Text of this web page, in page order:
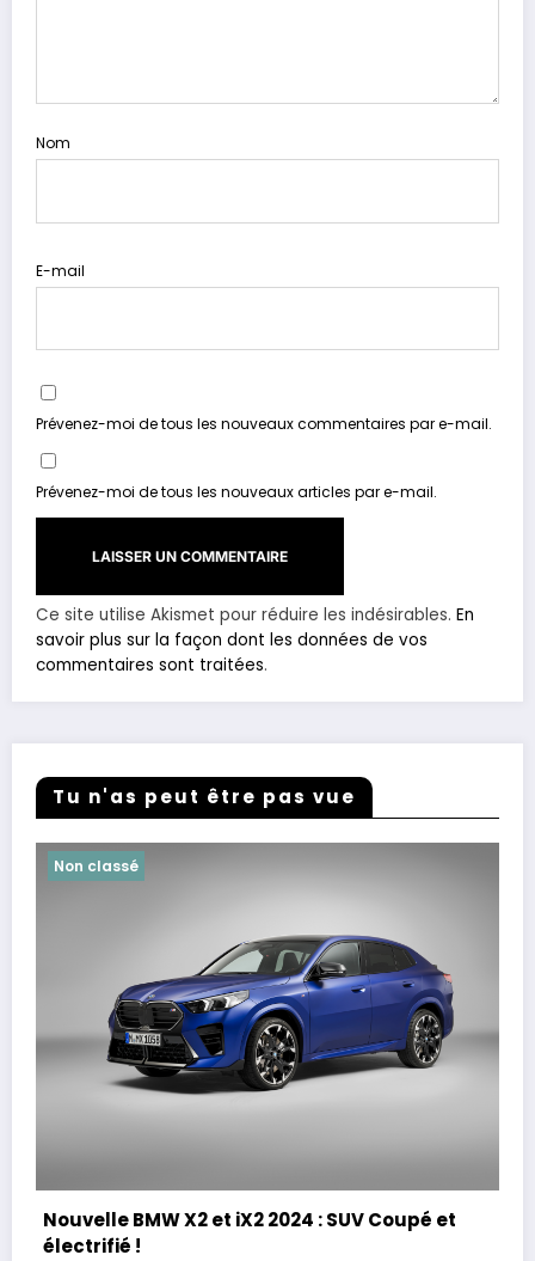
Nom
E-mail
Prévenez-moi de tous les nouveaux commentaires par e-mail.
Prévenez-moi de tous les nouveaux articles par e-mail.
Ce site utilise Akismet pour réduire les indésirables. En
savoir plus sur la façon dont les données de vos
commentaires sont traitées.
Tu n'as peut être pas vue
Non classé
Nouvelle BMW X2 et iX2 2024 : SUV Coupé et
électrifié !